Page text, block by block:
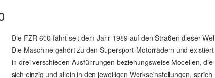
Die FZR 600 fährt seit dem Jahr 1989 auf den Straßen dieser
Die Maschine gehört zu den Supersport-Motorrädern und existiert
in drei verschieden Ausführungen beziehungsweise Modellen, die
sich einzig und allein in den jeweiligen Werkseinstellungen, sprich